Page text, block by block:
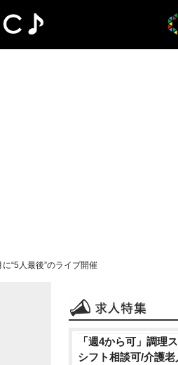
“5人最後”のライブ開催
「週4から可」調理
シフト相談可/介護